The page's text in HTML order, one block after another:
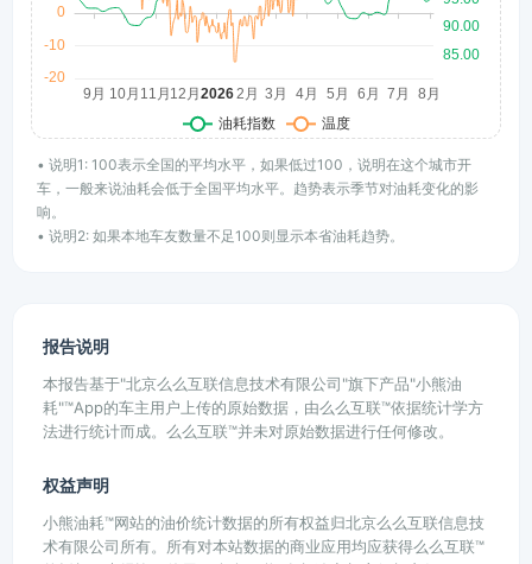
• 说明1: 100表示全国的平均水平，如果低过100，说明在这个城市开
车，一般来说油耗会低于全国平均水平。趋势表示季节对油耗变化的影
响。
• 说明2: 如果本地车友数量不足100则显示本省油耗趋势。
报告说明
本报告基于"北京么么互联信息技术有限公司"旗下产品"小熊油
耗"™App的车主用户上传的原始数据，由么么互联™依据统计学方
法进行统计而成。么么互联™并未对原始数据进行任何修改。
权益声明
小熊油耗™网站的油价统计数据的所有权益归北京么么互联信息技
术有限公司所有。所有对本站数据的商业应用均应获得么么互联™